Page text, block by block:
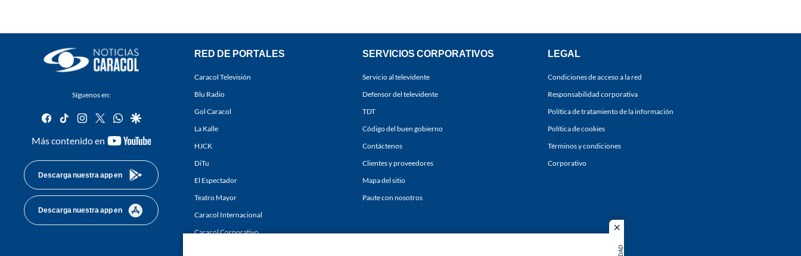
close
Síguenos en:
facebook
tiktok instagram
twitterwhatsapp
google
Más contenido en
youtube-
Descarga nuestra app en
Descarga nuestra app en
RED DE PORTALES
Caracol Televisión
Blu Radio
Gol Caracol
La Kalle
HJCK
DiTu
El Espectador
Teatro Mayor
Caracol Internacional
Caracol Corporativo
SERVICIOS CORPORATIVOS
Servicio al televidente
Defensor del televidente
TDT
Código del buen gobierno
Contáctenos
Clientes y proveedores
Mapa del sitio
Paute con nosotros
LEGAL
Condiciones de acceso a la red
Responsabilidad corporativa
Política de tratamiento de la información
Política de cookies
Términos y condiciones
Corporativo